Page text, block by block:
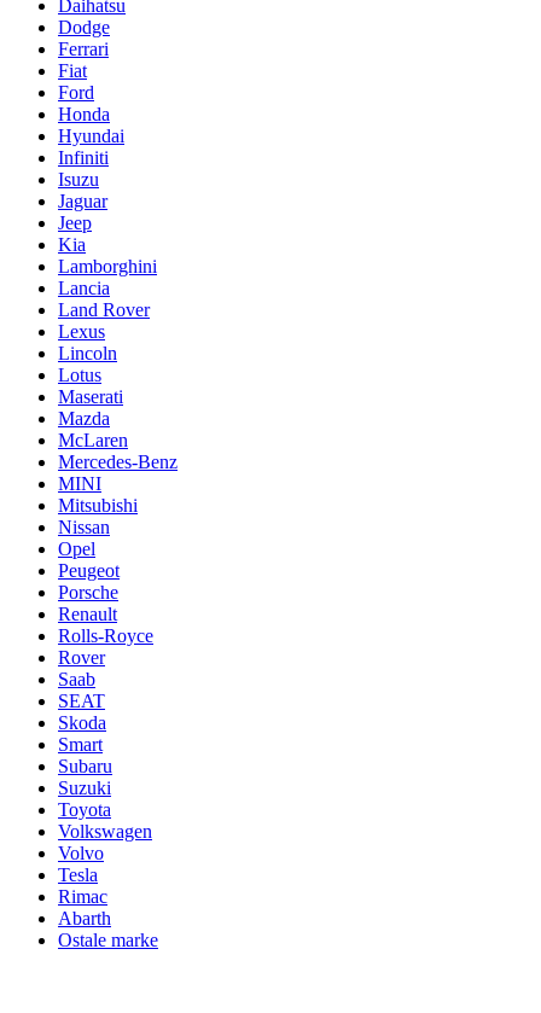
Daihatsu
Dodge
Ferrari
Fiat
Ford
Honda
Hyundai
Infiniti
Isuzu
Jaguar
Jeep
Kia
Lamborghini
Lancia
Land Rover
Lexus
Lincoln
Lotus
Maserati
Mazda
McLaren
Mercedes-Benz
MINI
Mitsubishi
Nissan
Opel
Peugeot
Porsche
Renault
Rolls-Royce
Rover
Saab
SEAT
Skoda
Smart
Subaru
Suzuki
Toyota
Volkswagen
Volvo
Tesla
Rimac
Abarth
Ostale marke